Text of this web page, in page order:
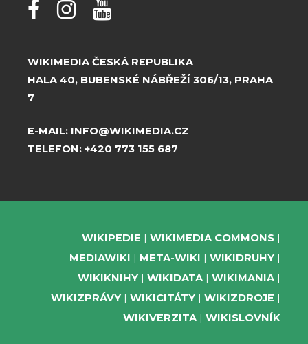
WIKIMEDIA ČESKÁ REPUBLIKA
HALA 40, BUBENSKÉ NÁBŘEŽÍ 306/13, PRAHA
7
E-MAIL: INFO@WIKIMEDIA.CZ
TELEFON: +420 773 155 687
WIKIPEDIE
WIKIMEDIA COMMONS
MEDIAWIKI
META-WIKI
WIKIDRUHY
WIKIKNIHY
WIKIDATA
WIKIMANIA
WIKIZPRÁVY
WIKICITÁTY
WIKIZDROJE
WIKIVERZITA
WIKISLOVNÍK